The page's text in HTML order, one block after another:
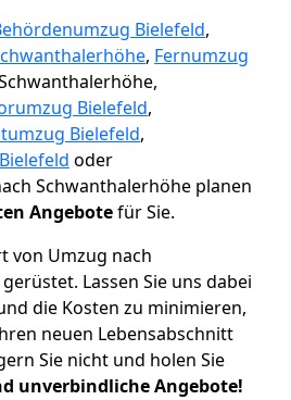
Bielefeld,
, Fernumzug
Bielefeld,
Bielefeld,
oder
Schwanthalerhöhe planen
Angebotefür Sie.
von Umzug nach
Lassen Sie uns dabei
die Kosten zu minimieren,
neuen Lebensabschnitt
Sie nicht und holen Sie
unverbindliche Angebote!